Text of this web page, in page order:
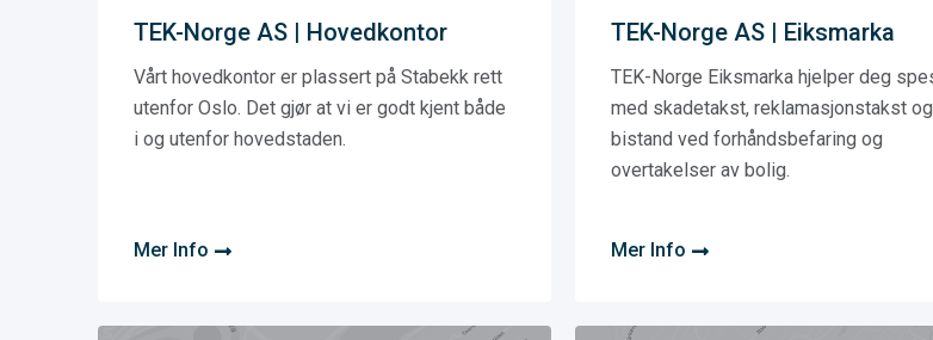
TEK-Norge AS | Hovedkontor
Vårt hovedkontor er plassert på Stabekk rett
utenfor Oslo. Det gjør at vi er godt kjent både
i og utenfor hovedstaden.
Mer Info 
TEK-Norge AS | Eiksmarka
TEK-Norge Eiksmarka hjelper deg
med skadetakst, reklamasjonstakst og
bistand ved forhåndsbefaring og
overtakelser av bolig.
Mer Info 